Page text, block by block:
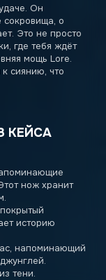
Он
сокровища, о
Это не просто
где тебя ждёт
мощь Lore.
к сиянию, что
КЕЙСА
нож хранит
историю
напоминающий
тени.